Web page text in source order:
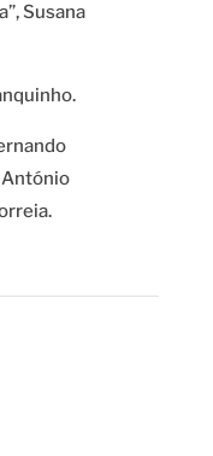
Susana
António